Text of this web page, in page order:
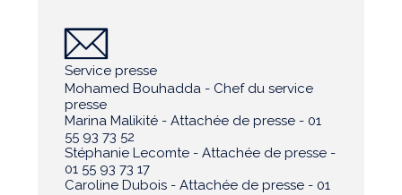
Service presse
Mohamed Bouhadda - Chef du service
presse
Marina Malikité - Attachée de presse - 01
55 93 73 52
Stéphanie Lecomte - Attachée de presse -
01 55 93 73 17
Caroline Dubois - Attachée de presse - 01